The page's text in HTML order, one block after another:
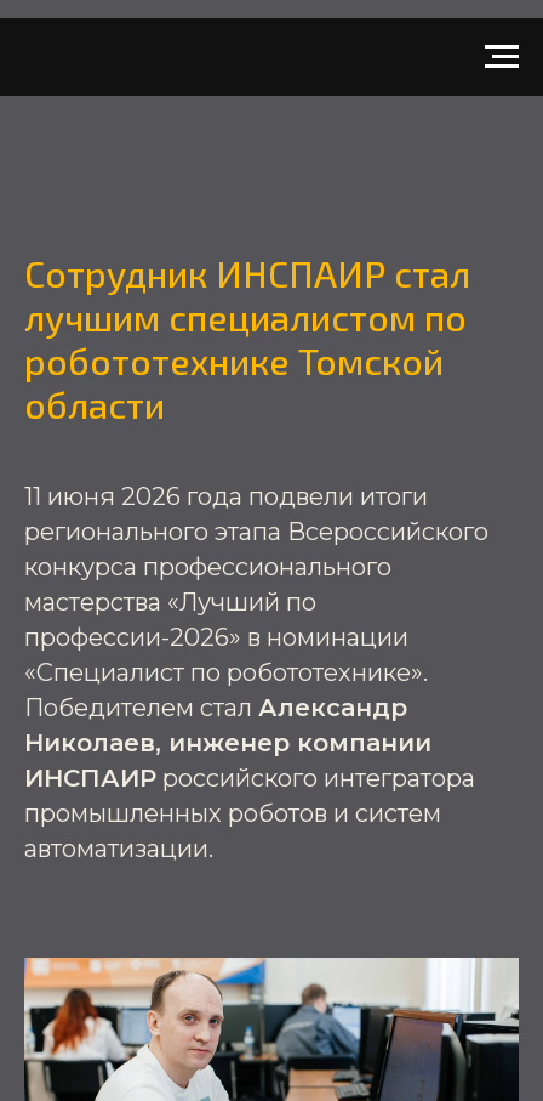
Сотрудник ИНСПАИР стал
лучшим специалистом по
робототехнике Томской
области
11 июня 2026 года подвели итоги
регионального этапа Всероссийского
конкурса профессионального
мастерства «Лучший по
профессии-2026» в номинации
«Специалист по робототехнике».
Победителем стал Александр
Николаев, инженер компании
ИНСПАИР российского интегратора
промышленных роботов и систем
автоматизации.